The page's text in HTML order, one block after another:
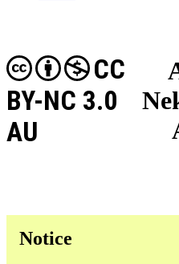
CC
BY-NC 3.0
AU
Notice